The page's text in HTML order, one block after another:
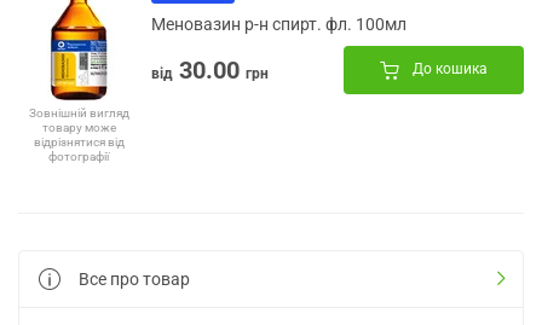
Зовнішній вигляд
товару може
відрізнятися від
фотографії
Меновазин р-н спирт. фл. 100мл
від 30.00 грн До кошика
Все про товар